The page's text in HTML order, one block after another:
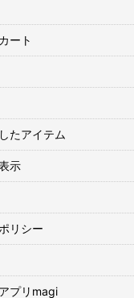
ート
たアイテム
示
リシー
プリmagi